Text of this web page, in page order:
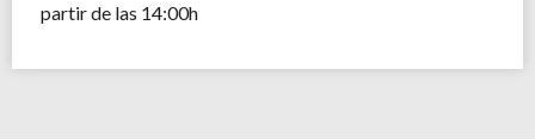
partir de las 14:00h